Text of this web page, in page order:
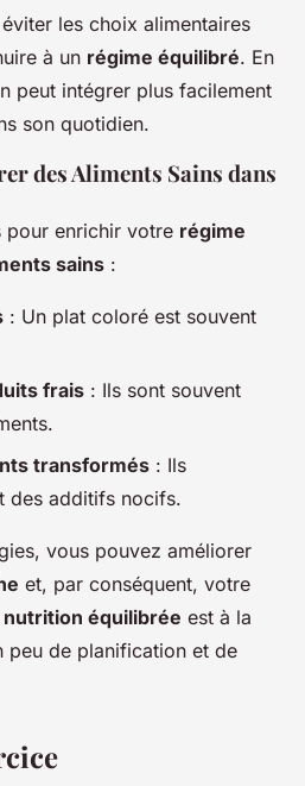
les choix alimentaires
à un régime équilibré. En
peut intégrer plus facilement
son quotidien.
des Aliments Sains dans
pour enrichir votre régime
sains :
: Un plat coloré est souvent
frais : Ils sont souvent
transformés : Ils
des additifs nocifs.
vous pouvez améliorer
et, par conséquent, votre
nutrition équilibrée est à la
peu de planification et de